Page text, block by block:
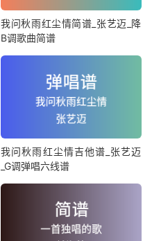
我问秋雨红尘情简谱_张艺迈_降
B调歌曲简谱
我问秋雨红尘情吉他谱_张艺迈
_G调弹唱六线谱